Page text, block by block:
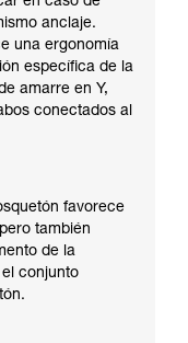
anclaje.
una ergonomía
específica de la
amarre en Y,
conectados al
favorece
también
de la
conjunto